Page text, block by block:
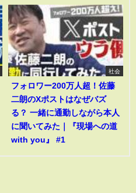
社会
フォロワー200万人超！佐藤
二朗のXポストはなぜバズ
る？ 一緒に通勤しながら本人
に聞いてみた｜『現場への道
with you』 #1